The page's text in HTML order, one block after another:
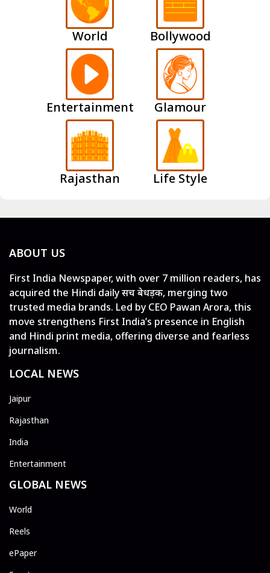
World Bollywood
Entertainment Glamour
Rajasthan Life Style
ABOUT US
First India Newspaper, with over 7 million readers, has
acquired the Hindi daily सच बेधड़क, merging two
trusted media brands. Led by CEO Pawan Arora, this
move strengthens First India’s presence in English
and Hindi print media, offering diverse and fearless
journalism.
LOCAL NEWS
Jaipur
Rajasthan
India
Entertainment
GLOBAL NEWS
World
Reels
ePaper